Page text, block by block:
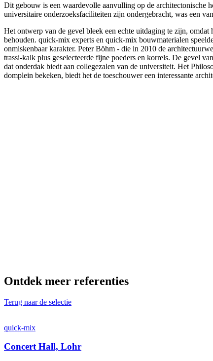
Dit gebouw is een waardevolle aanvulling op de architectonische
universitaire onderzoeksfaciliteiten zijn ondergebracht, was een
Het ontwerp van de gevel bleek een echte uitdaging te zijn,
behouden. quick-mix experts en quick-mix bouwmaterialen
onmiskenbaar karakter. Peter Böhm - die in 2010 de
trassi-kalk plus geselecteerde fijne poeders en korrels. De gevel
dat onderdak biedt aan collegezalen van de universiteit. Het
domplein bekeken, biedt het de toeschouwer een interessante
Ontdek meer referenties
Terug naar de selectie
quick-mix
Concert Hall, Lohr